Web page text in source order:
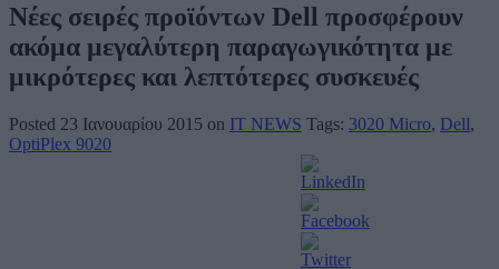
Νέες σειρές προϊόντων Dell προσφέρουν
ακόμα μεγαλύτερη παραγωγικότητα με
μικρότερες και λεπτότερες συσκευές
Posted 23 Ιανουαρίου 2015 on IT NEWS Tags: 3020 Micro, Dell,
OptiPlex 9020